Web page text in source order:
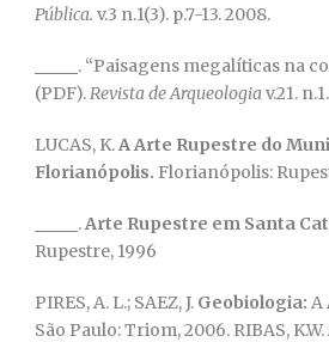
Pública. v.3 n.1(3). p.7-13. 2008.
. “Paisagens megalíticas na
(PDF).Revista de Arqueologiav.21.
LUCAS, K.A Arte Rupestre do
Florianópolis. Florianópolis:
.Arte Rupestre em Santa
Rupestre, 1996
PIRES, A. L.; SAEZ, J. Geobiologia: A
São Paulo: Triom, 2006. RIBAS, K.W.